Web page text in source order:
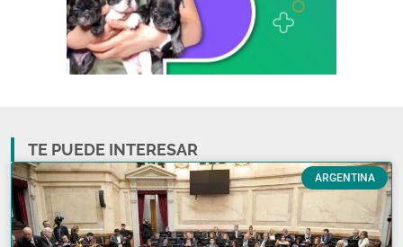
TE PUEDE INTERESAR
ARGENTINA